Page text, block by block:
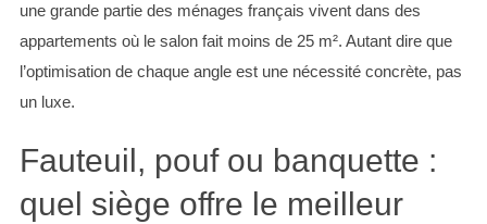
une grande partie des ménages français vivent dans des
appartements où le salon fait moins de 25 m². Autant dire que
l’optimisation de chaque angle est une nécessité concrète, pas
un luxe.
Fauteuil, pouf ou banquette :
quel siège offre le meilleur